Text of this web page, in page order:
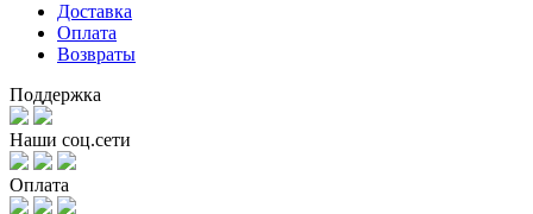
Доставка
Оплата
Возвраты
Поддержка
Наши соц.сети
Оплата